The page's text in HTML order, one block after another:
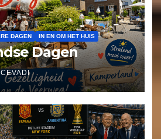
DAGEN IN EN OM HET HUIS
Dagen
CEVADI